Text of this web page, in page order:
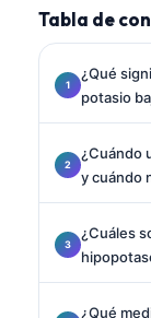
Tabla de
¿Qué
potasio
¿Cuándo
y cuándo
¿Cuáles
¿Qué